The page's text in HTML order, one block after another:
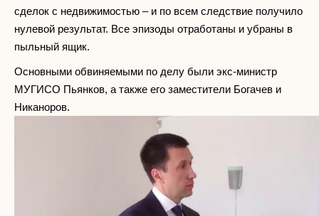
сделок с недвижимостью – и по всем следствие получило
нулевой результат. Все эпизоды отработаны и убраны в
пыльный ящик.
Основными обвиняемыми по делу были экс-министр
МУГИСО Пьянков, а также его заместители Богачев и
Никаноров.